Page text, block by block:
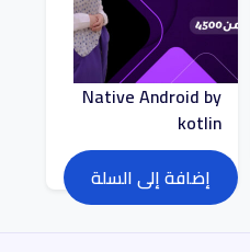
Native Android by
kotlin
4.500EGP
3.000EGP
إضافة إلى السلة